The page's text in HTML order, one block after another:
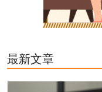
最新文章